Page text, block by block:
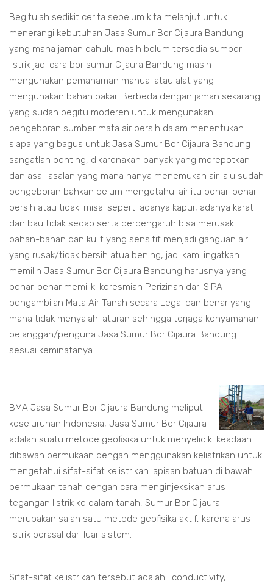
Begitulah sedikit cerita sebelum kita melanjut untuk
menerangi kebutuhan Jasa Sumur Bor Cijaura Bandung
yang mana jaman dahulu masih belum tersedia sumber
listrik jadi cara bor sumur Cijaura Bandung masih
mengunakan pemahaman manual atau alat yang
mengunakan bahan bakar. Berbeda dengan jaman sekarang
yang sudah begitu moderen untuk mengunakan
pengeboran sumber mata air bersih dalam menentukan
siapa yang bagus untuk Jasa Sumur Bor Cijaura Bandung
sangatlah penting, dikarenakan banyak yang merepotkan
dan asal-asalan yang mana hanya menemukan air lalu sudah
pengeboran bahkan belum mengetahui air itu benar-benar
bersih atau tidak! misal seperti adanya kapur, adanya karat
dan bau tidak sedap serta berpengaruh bisa merusak
bahan-bahan dan kulit yang sensitif menjadi ganguan air
yang rusak/tidak bersih atua bening, jadi kami ingatkan
memilih Jasa Sumur Bor Cijaura Bandung harusnya yang
benar-benar memiliki keresmian Perizinan dari SIPA
pengambilan Mata Air Tanah secara Legal dan benar yang
mana tidak menyalahi aturan sehingga terjaga kenyamanan
pelanggan/penguna Jasa Sumur Bor Cijaura Bandung
sesuai keminatanya.
BMA Jasa Sumur Bor Cijaura Bandung meliputi
keseluruhan Indonesia, Jasa Sumur Bor Cijaura
adalah suatu metode geofisika untuk menyelidiki keadaan
dibawah permukaan dengan menggunakan kelistrikan untuk
mengetahui sifat-sifat kelistrikan lapisan batuan di bawah
permukaan tanah dengan cara menginjeksikan arus
tegangan listrik ke dalam tanah, Sumur Bor Cijaura
merupakan salah satu metode geofisika aktif, karena arus
listrik berasal dari luar sistem.
Sifat-sifat kelistrikan tersebut adalah : conductivity,